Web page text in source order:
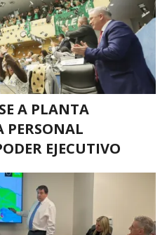
A PLANTA
PERSONAL
EJECUTIVO